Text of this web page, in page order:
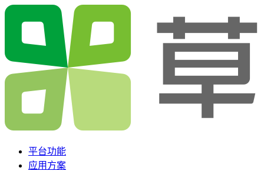
平台功能
应用方案